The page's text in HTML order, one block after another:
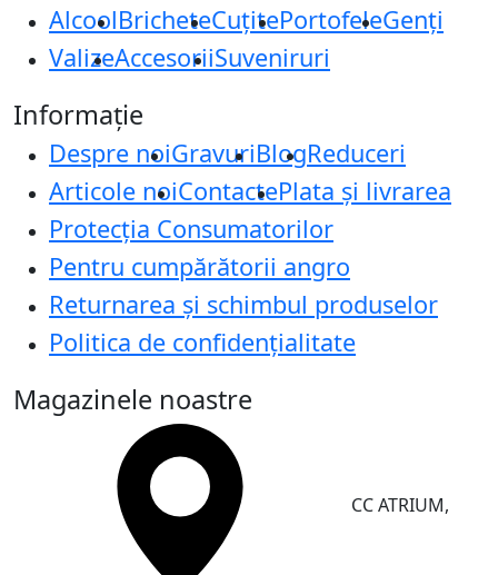
AlcoolBricheteCuțitePortofeleGenți
ValizeAccesoriiSuveniruri
Informație
Despre noiGravuriBlogReduceri
Articole noiContactePlata și livrarea
Protecţia Consumatorilor
Pentru cumpărătorii angro
Returnarea și schimbul produselor
Politica de confidențialitate
Magazinele noastre
CC ATRIUM,